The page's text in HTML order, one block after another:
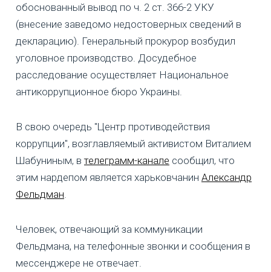
обоснованный вывод по ч. 2 ст. 366-2 УКУ
(внесение заведомо недостоверных сведений в
декларацию). Генеральный прокурор возбудил
уголовное производство. Досудебное
расследование осуществляет Национальное
антикоррупционное бюро Украины.
В свою очередь "Центр противодействия
коррупции", возглавляемый активистом Виталием
Шабуниным, втелеграмм-канале сообщил, что
этим нардепом является харьковчанин Александр
Фельдман
Человек, отвечающий за коммуникации
Фельдмана, на телефонные звонки и сообщения в
мессенджере не отвечает.